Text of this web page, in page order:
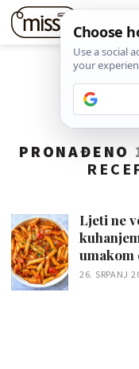
PRONAĐENO
Ljeti ne
umakom
26. SRPANJ